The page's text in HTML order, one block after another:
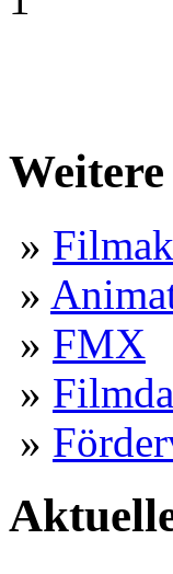
»
»
» FMX
»
»